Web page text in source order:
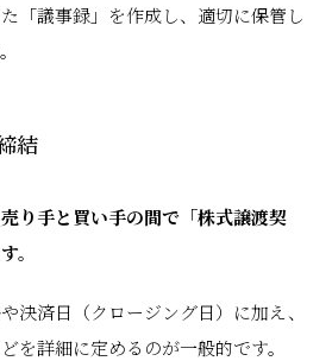
「議事録」を作成し、適切に保管し
結
り手と買い手の間で「株式譲渡契
。
決済日（クロージング日）に加え、
を詳細に定めるのが一般的です。